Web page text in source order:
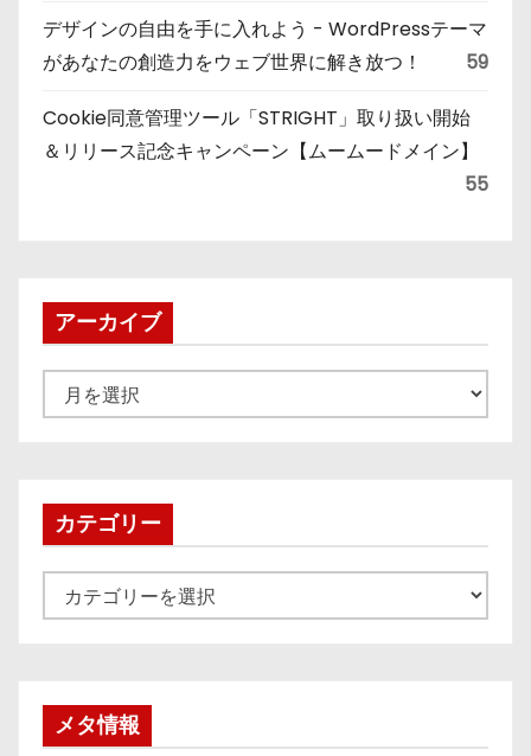
デザインの自由を手に入れよう - WordPressテーマ
があなたの創造力をウェブ世界に解き放つ！
59
Cookie同意管理ツール「STRIGHT」取り扱い開始
＆リリース記念キャンペーン【ムームードメイン】
55
アーカイブ
ー
ブカテゴリー
テ
メタ情報